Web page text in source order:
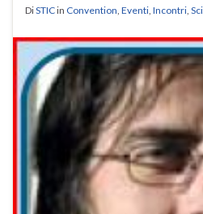
DiSTICin Convention Eventi Incontri